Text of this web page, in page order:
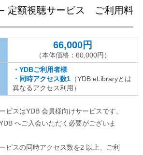
定額視聴サービス ご利用料
66,000円
（本体価格：60,000円）
・YDBご利用者様
・同時アクセス数1 （YDB eLibraryとは
異なるアクセス利用）
ビスはYDB 会員様向けサービスです。
へご入会いただく必要がございま
ビスの同時アクセス数を2 以上、ご利